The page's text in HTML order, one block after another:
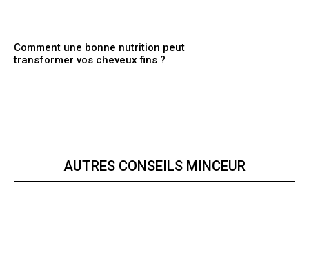
Comment une bonne nutrition peut
transformer vos cheveux fins ?
AUTRES CONSEILS MINCEUR